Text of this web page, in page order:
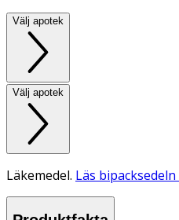
Välj apotek
Välj apotek
Läkemedel. Läs